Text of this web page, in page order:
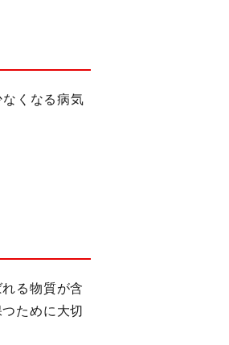
くなる病気
る物質が含
ために大切